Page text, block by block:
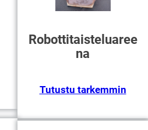
Robottitaisteluaree
Na
Tutustu tarkemmin